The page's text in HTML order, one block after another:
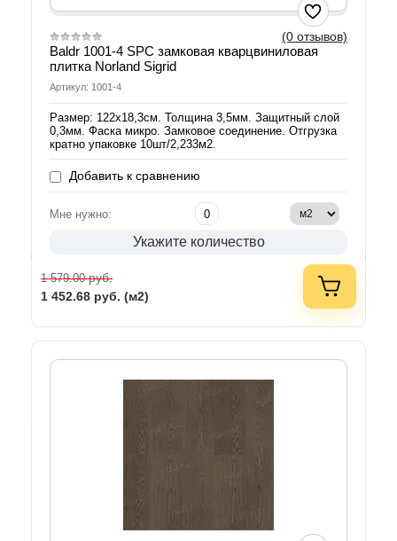
(0 отзывов)
Baldr 1001-4 SPC замковая кварцвиниловая
плитка Norland Sigrid
Артикул: 1001-4
Размер: 122х18,3см. Толщина 3,5мм. Защитный слой
0,3мм. Фаска микро. Замковое соединение. Отгрузка
кратно упаковке 10шт/2,233м2.
Добавить к сравнению
Мне нужно:
Укажите количество
1 579.00руб.
1 452.68 руб. (м2)